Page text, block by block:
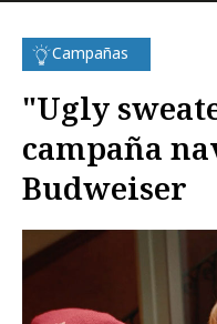
Campañas
"Ugly
campaña
Budweiser